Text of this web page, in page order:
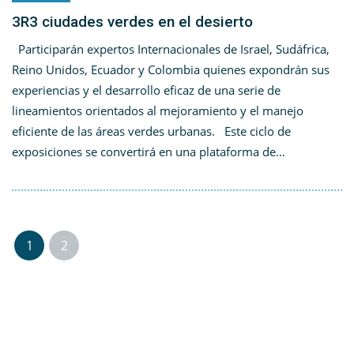
3R3 ciudades verdes en el desierto
Participarán expertos Internacionales de Israel, Sudáfrica,
Reino Unidos, Ecuador y Colombia quienes expondrán sus
experiencias y el desarrollo eficaz de una serie de
lineamientos orientados al mejoramiento y el manejo
eficiente de las áreas verdes urbanas. Este ciclo de
exposiciones se convertirá en una plataforma de…
1 2